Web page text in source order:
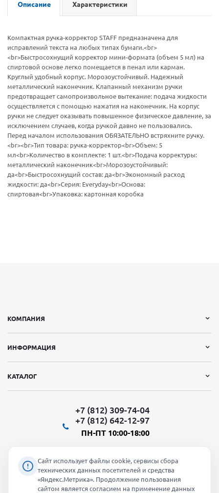
Описание Характеристики
Компактная ручка-корректор STAFF предназначена для
исправлений текста на любых типах бумаги.<br>
<br>Быстросохнущий корректор мини-формата (объем 5 мл) на
спиртовой основе легко помещается в пенал или карман.
Круглый удобный корпус. Морозоустойчивый. Надежный
металлический наконечник. Клапанный механизм ручки
предотвращает самопроизвольное вытекание: подача жидкости
осуществляется с помощью нажатия на наконечник. На корпус
ручки не следует оказывать повышенное физическое давление, за
исключением случаев, когда ручкой давно не пользовались.
Перед началом использования ОБЯЗАТЕЛЬНО встряхните ручку.
<br><br>Тип товара: ручка-корректор<br>Объем: 5
мл<br>Количество в комплекте: 1 шт.<br>Подача корректуры:
металлический наконечник<br>Морозоустойчивый:
да<br>Быстросохнущий состав: да<br>Экономный расход
жидкости: да<br>Серия: Everyday<br>Основа:
спиртовая<br>Упаковка: картонная коробка
КОМПАНИЯ
ИНФОРМАЦИЯ
КАТАЛОГ
+7 (812) 309-74-04
+7 (812) 642-12-97
ПН-ПТ 10:00-18:00
Мы в социальных сетях:
Сайт использует файлы cookie, сервисы сбора
технических данных посетителей и средства
«Яндекс.Метрика». Продолжение пользования
сайтом является согласием на применение данных